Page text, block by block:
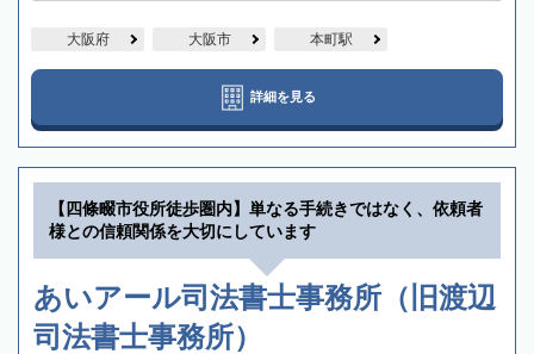
大阪府 大阪市 本町駅
詳細を見る
【四條畷市役所徒歩圏内】単なる手続きではなく、依頼者
様との信頼関係を大切にしています
あいアール司法書士事務所（旧渡辺
司法書士事務所）